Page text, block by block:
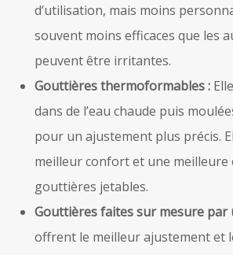
d’utilisation, mais moins
souvent moins efficaces que les
peuvent être irritantes.
Gouttières thermoformables :
dans de l’eau chaude puis
pour un ajustement plus précis.
meilleur confort et une meilleure
gouttières jetables.
Gouttières faites sur mesure par
offrent le meilleur ajustement et